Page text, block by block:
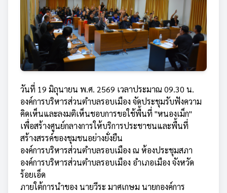
วันที่ 19 มิถุนายน พ.ศ. 2569 เวลาประมาณ 09.30 น.
องค์การบริหารส่วนตำบลรอบเมือง จัดประชุมรับฟังความ
คิดเห็นและลงมติเห็นชอบการขอใช้พื้นที่ "หนองเม็ก"
เพื่อสร้างศูนย์กลางการให้บริการประชาชนและพื้นที่
สร้างสรรค์ของชุมชนอย่างยั่งยืน
​องค์การบริหารส่วนตำบลรอบเมือง ณ ห้องประชุมสภา
องค์การบริหารส่วนตำบลรอบเมือง อำเภอเมือง จังหวัด
ร้อยเอ็ด
ภายใต้การนำของ นายวีระ มาศเกษม นายกองค์การ